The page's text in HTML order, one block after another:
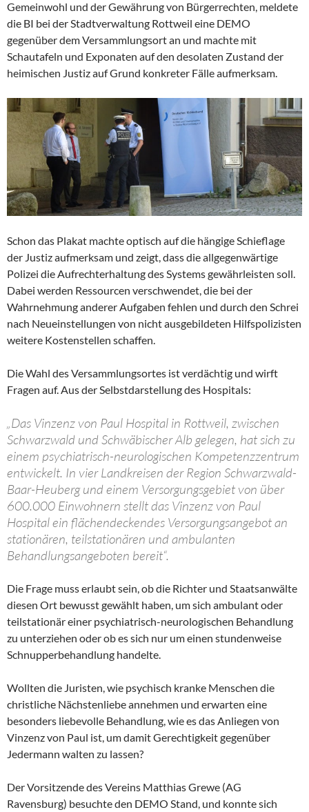
Gemeinwohl und der Gewährung von Bürgerrechten, meldete
die BI bei der Stadtverwaltung Rottweil eine DEMO
gegenüber dem Versammlungsort an und machte mit
Schautafeln und Exponaten auf den desolaten Zustand der
heimischen Justiz auf Grund konkreter Fälle aufmerksam.
Schon das Plakat machte optisch auf die hängige Schieflage
der Justiz aufmerksam und zeigt, dass die allgegenwärtige
Polizei die Aufrechterhaltung des Systems gewährleisten soll.
Dabei werden Ressourcen verschwendet, die bei der
Wahrnehmung anderer Aufgaben fehlen und durch den Schrei
nach Neueinstellungen von nicht ausgebildeten Hilfspolizisten
weitere Kostenstellen schaffen.
Die Wahl des Versammlungsortes ist verdächtig und wirft
Fragen auf. Aus der Selbstdarstellung des Hospitals:
„Das Vinzenz von Paul Hospital in Rottweil, zwischen
Schwarzwald und Schwäbischer Alb gelegen, hat sich zu
einem psychiatrisch-neurologischen Kompetenzzentrum
entwickelt. In vier Landkreisen der Region Schwarzwald-
Baar-Heuberg und einem Versorgungsgebiet von über
600.000 Einwohnern stellt das Vinzenz von Paul
Hospital ein flächendeckendes Versorgungsangebot an
stationären, teilstationären und ambulanten
Behandlungsangeboten bereit“.
Die Frage muss erlaubt sein, ob die Richter und Staatsanwälte
diesen Ort bewusst gewählt haben, um sich ambulant oder
teilstationär einer psychiatrisch-neurologischen Behandlung
zu unterziehen oder ob es sich nur um einen stundenweise
Schnupperbehandlung handelte.
Wollten die Juristen, wie psychisch kranke Menschen die
christliche Nächstenliebe annehmen und erwarten eine
besonders liebevolle Behandlung, wie es das Anliegen von
Vinzenz von Paul ist, um damit Gerechtigkeit gegenüber
Jedermann walten zu lassen?
Der Vorsitzende des Vereins Matthias Grewe (AG
Ravensburg) besuchte den DEMO Stand, und konnte sich